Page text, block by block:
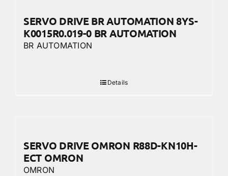
SERVO DRIVE BR AUTOMATION 8YS-
K0015R0.019-0 BR AUTOMATION
BR AUTOMATION
Details
SERVO DRIVE OMRON R88D-KN10H-
ECT OMRON
OMRON